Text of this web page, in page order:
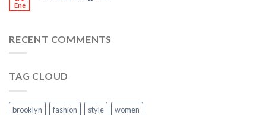
Ene
RECENT COMMENTS
TAG CLOUD
brooklyn fashion style women